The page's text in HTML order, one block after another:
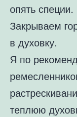
опять специи.
Закрываем
в духовку.
Я по
теплюю